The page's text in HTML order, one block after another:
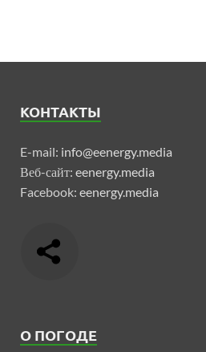
КОНТАКТЫ
E-mail: info@eenergy.media
Веб-сайт: eenergy.media
Facebook: eenergy.media
О ПОГОДЕ